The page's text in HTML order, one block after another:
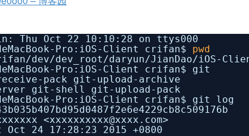
Thu Oct 22 10:10:28 on ttys000
Pro:iOS-Client crifan$ pwd
dev/dev_root/daryun/JianDao/iOS-
Pro:iOS-Client crifan$ git
pack git-upload-archive
git-shell git-upload-pack
Pro:iOS-Client crifan$ git log
<xxxxxxxxxx@xxxx.com>
Oct 24 17:28:23 2015 +0800